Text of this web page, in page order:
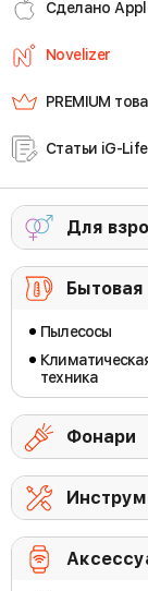
Сделано
Novelizer
PREMIUM
Статьи iG-Life
Для
Бытовая
Пылесосы
техника
Фонари